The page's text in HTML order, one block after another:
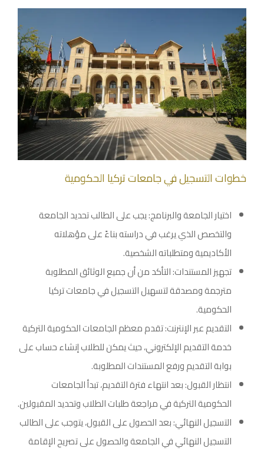
خطوات التسجيل في جامعات تركيا الحكومية
اختيار الجامعة والبرنامج: يجب على الطالب تحديد الجامعة
والتخصص الذي يرغب في دراسته بناءً على مؤهلاته
الأكاديمية ومتطلباته الشخصية.
تجهيز المستندات: التأكد من أن جميع الوثائق المطلوبة
مترجمة ومصدقة لتسهيل التسجيل في جامعات تركيا
الحكومية.
التقديم عبر الإنترنت: تقدم معظم الجامعات الحكومية التركية
خدمة التقديم الإلكتروني، حيث يمكن للطلاب إنشاء حساب على
بوابة التقديم ورفع المستندات المطلوبة.
انتظار القبول: بعد انتهاء فترة التقديم، تبدأ الجامعات
الحكومية التركية في مراجعة طلبات الطلاب وتحديد المقبولين.
التسجيل النهائي: بعد الحصول على القبول، يتوجب على الطالب
التسجيل النهائي في الجامعة والحصول على تصريح الإقامة